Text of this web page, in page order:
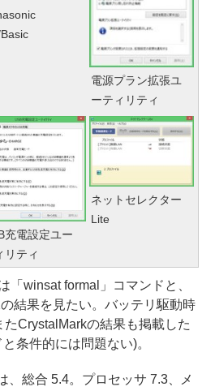
電源プラン拡張ユ
ーティリティ
充電設定ユー
リティ
ネットセレクター
Lite
winsat formal」コマンドと、
結果を見たい。バッテリ駆動時
CrystalMarkの結果も掲載した
条件的には問題ない)。
総合 5.4。プロセッサ 7.3、メ